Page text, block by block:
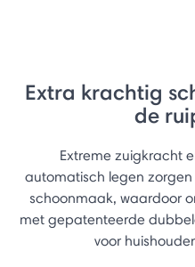
Extra krachtig
de
Extreme zuigkracht
automatisch legen
schoonmaak, waardoor
met gepatenteerde
voor